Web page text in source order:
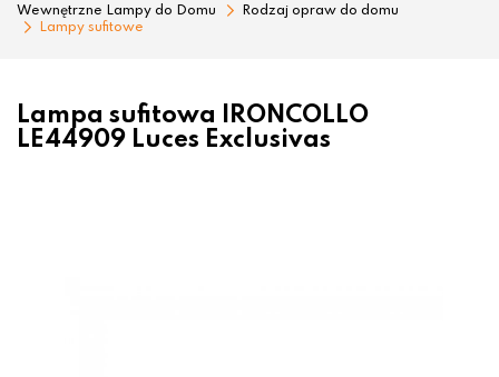
Wewnętrzne Lampy do Domu
Rodzaj opraw do domu
Lampy sufitowe
Lampa sufitowa IRONCOLLO
LE44909 Luces Exclusivas